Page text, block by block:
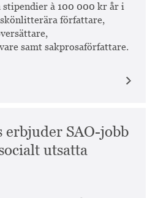
à 100 000 kr år i
författare,
samt sakprosaförfattare.
erbjuder SAO-jobb
utsatta